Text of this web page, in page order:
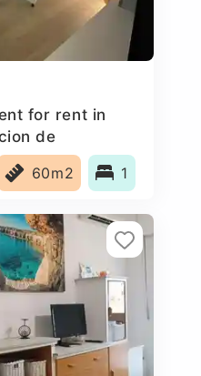
for rent in
de
60m2 1